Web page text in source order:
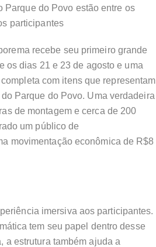
Parque do Povo estão entre os
participantes
recebe seu primeiro grande
os dias 21 e 23 de agosto e uma
com itens que representam
Parque do Povo. Uma verdadeira
de montagem e cerca de 200
um público de
movimentação econômica de R$8
imersiva aos participantes.
tem seu papel dentro desse
a estrutura também ajuda a